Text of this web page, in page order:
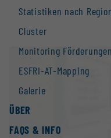
Statistiken nach
Cluster
Monitoring Förderungen
ESFRI-AT-Mapping
Galerie
ÜBER
FAQS & INFO